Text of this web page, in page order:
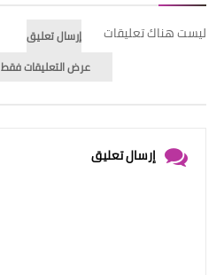
ليست هناك تعليقات
إرسال تعليق
عرض التعليقات فقط
إرسال تعليق